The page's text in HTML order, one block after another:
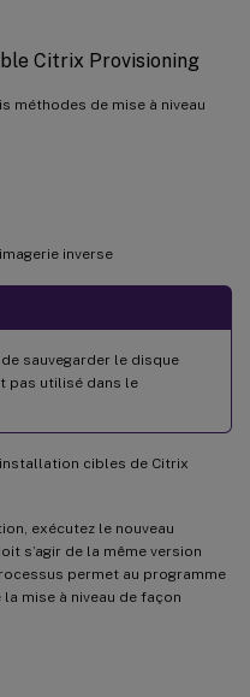
Citrix Provisioning
méthodes de mise à niveau
inverse
sauvegarder le disque
pas utilisé dans le
cibles de Citrix
exécutez le nouveau
s’agir de la même version
permet au programme
mise à niveau de façon